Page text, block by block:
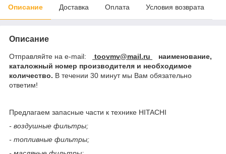
Описание Доставка Оплата Условия возврата
Описание
Отправляйте на e-mail: toovmv@mail.ru
наименование,
каталожный номер производителя и необходимое
количество. В течении 30 минут мы Вам обязательно
ответим!
Предлагаем запасные части к технике HITACHI
- воздушные фильтры;
- топливные фильтры;